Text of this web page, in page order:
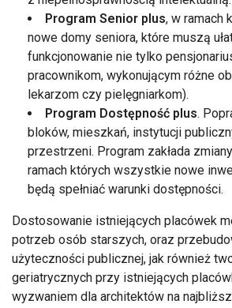
Program Senior plus, w ramach
nowe domy seniora, które muszą
funkcjonowanie nie tylko
pracownikom, wykonującym różne
lekarzom czy pielęgniarkom).
Program Dostępność plus.
bloków, mieszkań, instytucji
przestrzeni. Program zakłada
ramach których wszystkie nowe
będą spełniać warunki dostępności.
Dostosowanie istniejących placówek
potrzeb osób starszych, oraz
użyteczności publicznej, jak również
geriatrycznych przy istniejących
wyzwaniem dla architektów na